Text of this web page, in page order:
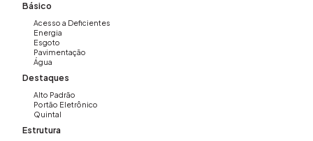
de perto esta excelente oportunidade!
WhatsApp (19)9.9742.1969 com Ricardo
Básico
Acesso a Deficientes
Energia
Esgoto
Pavimentação
Água
Destaques
Alto Padrão
Portão Eletrônico
Quintal
Estrutura